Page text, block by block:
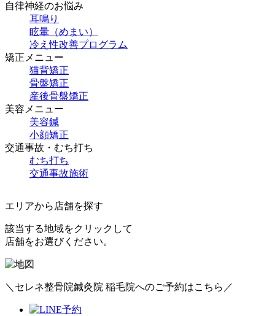
自律神経のお悩み
耳鳴り
眩暈（めまい）
冷え性改善プログラム
矯正メニュー
猫背矯正
骨盤矯正
産後骨盤矯正
美容メニュー
美容鍼
小顔矯正
交通事故・むち打ち
むち打ち
交通事故施術
エリアから店舗を探す
該当する地域をクリックして
店舗をお選びください。
＼セレネ整骨院鍼灸院 稲毛院へのご予約はこちら／